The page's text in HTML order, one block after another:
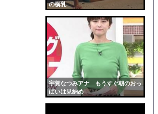
の横乳
宇賀なつみアナ もうすぐ朝のおっ
ぱいは見納め